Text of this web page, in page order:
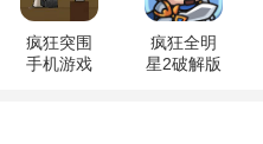
疯狂突围
手机游戏
疯狂全明
星2破解版